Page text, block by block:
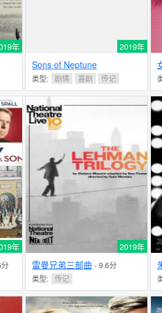
年 2019年
Sons of Neptune
类型: 剧情 喜剧 传记
年 2019年
雷曼兄弟三部曲 - 9.6分
类型: 传记